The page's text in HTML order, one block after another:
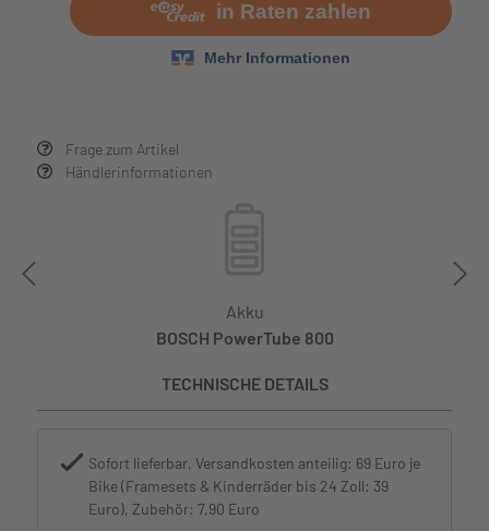
Frage zum Artikel
Händlerinformationen
Akku
BOSCH PowerTube 800
TECHNISCHE DETAILS
Sofort lieferbar, Versandkosten anteilig: 69 Euro je
Bike (Framesets & Kinderräder bis 24 Zoll: 39
Euro), Zubehör: 7,90 Euro